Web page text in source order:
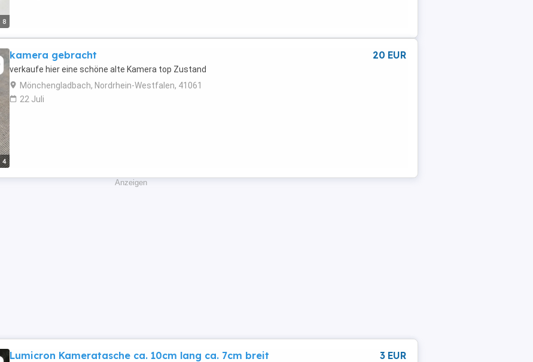
8
4
kamera gebracht
verkaufe hier eine schöne alte Kamera top Zustand
Mönchengladbach, Nordrhein-Westfalen, 41061
22 Juli
20 EUR
Anzeigen
Lumicron Kameratasche ca. 10cm lang ca. 7cm breit 3 EUR